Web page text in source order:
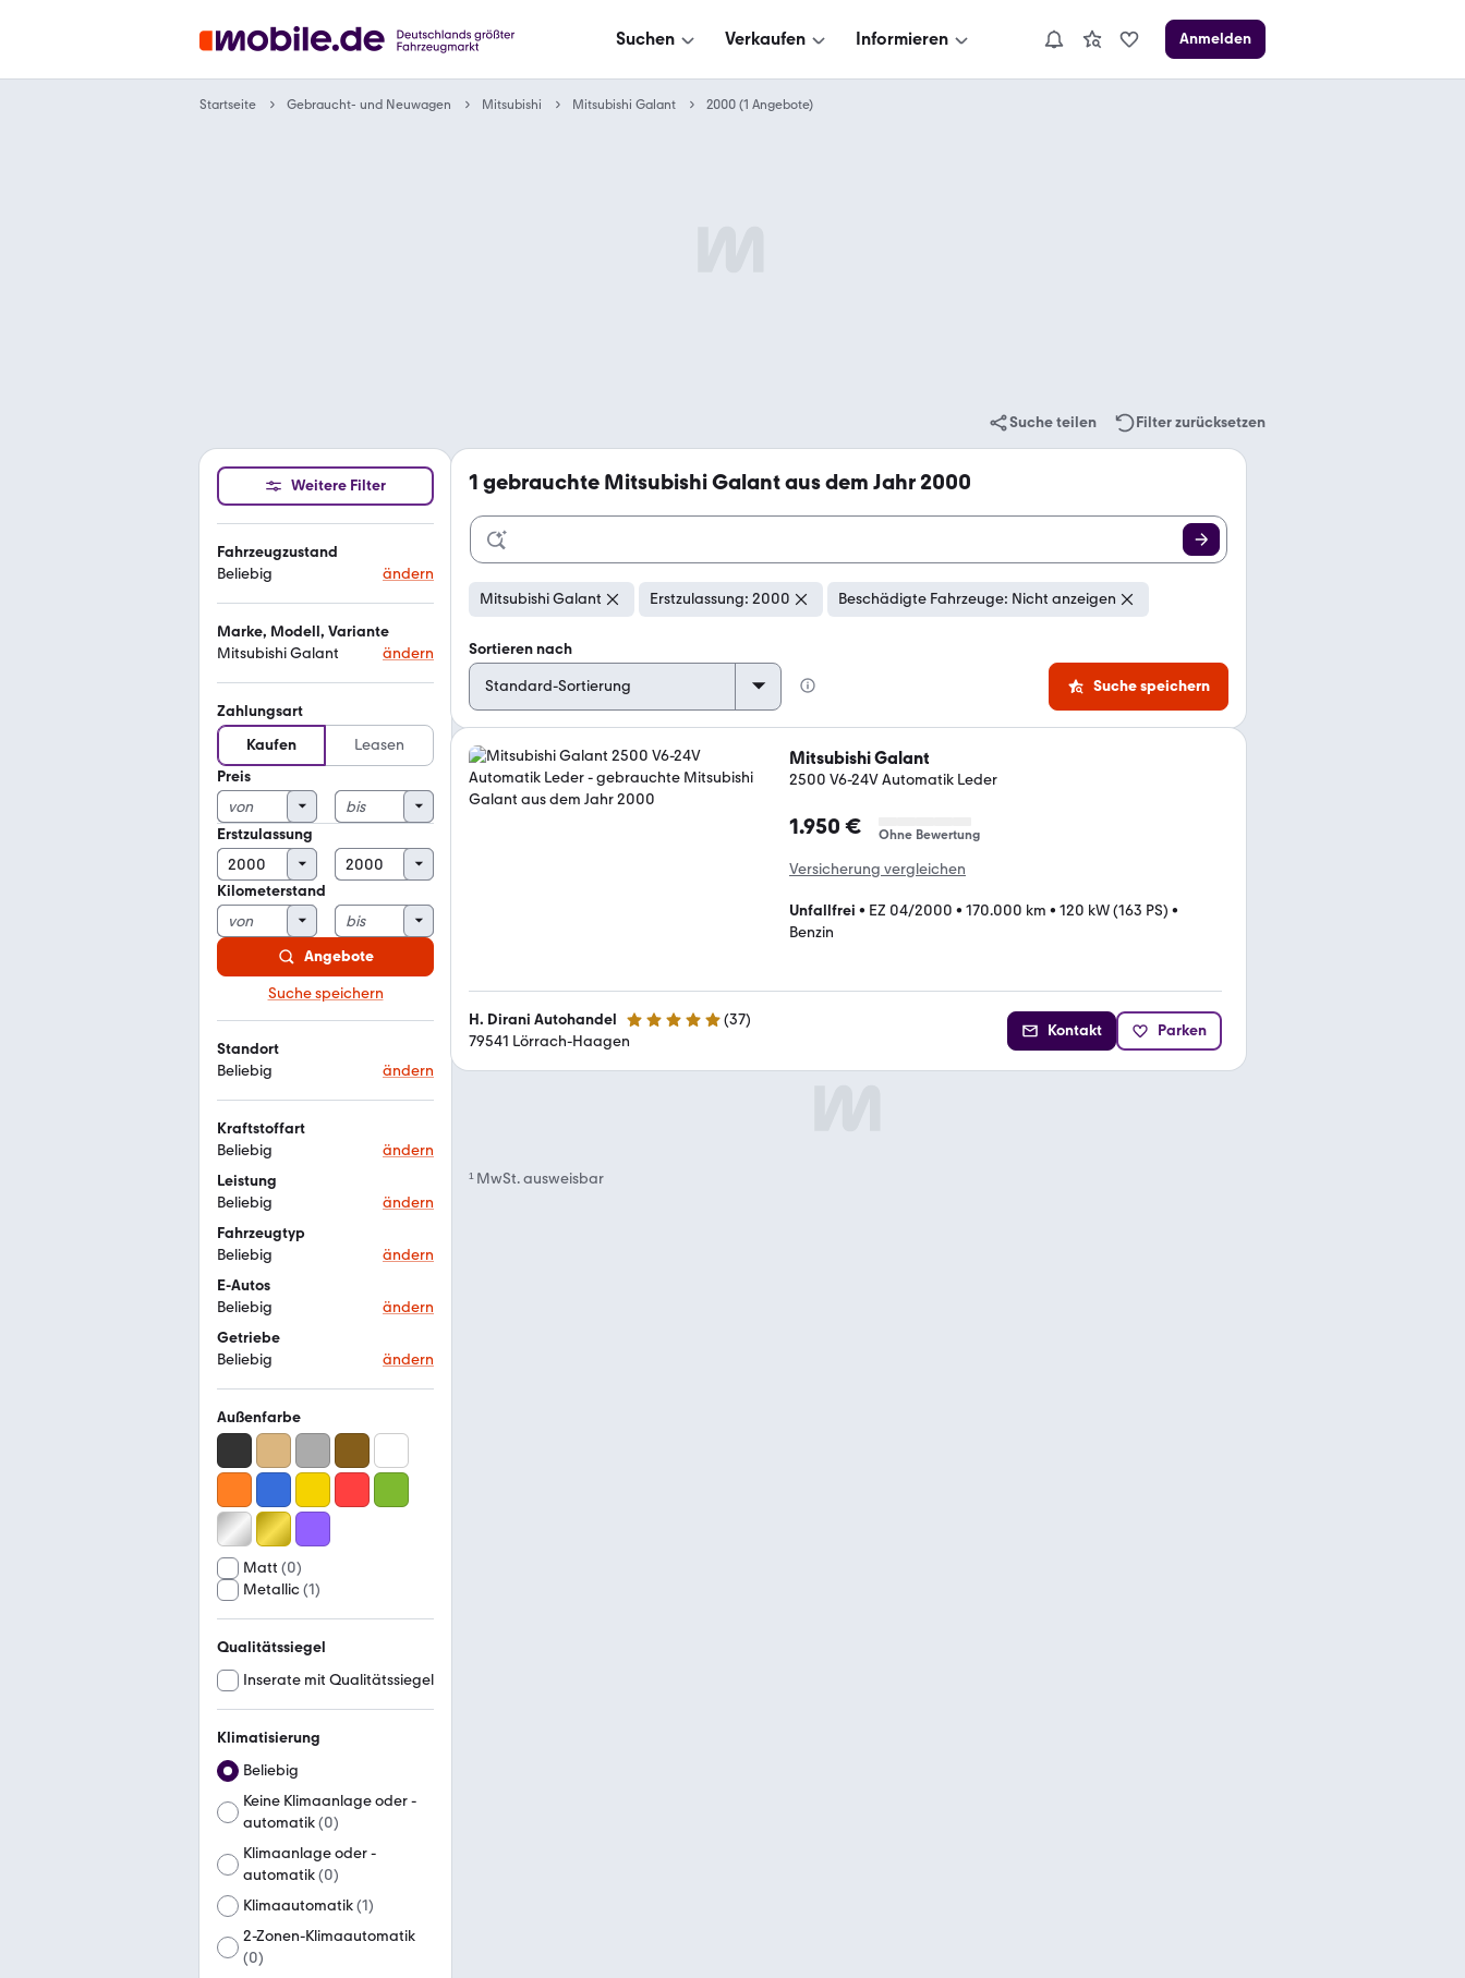
Suchen Verkaufen Informieren Anmelden
Startseite Gebraucht- und Neuwagen Mitsubishi Mitsubishi Galant 2000 (1 Angebote)
Suche teilen Filter zurücksetzen
Weitere Filter
Fahrzeugzustand
Beliebig
ändern
Marke, Modell, Variante
Mitsubishi Galant
ändern
Zahlungsart
Kaufen
Leasen
Preis
Erstzulassung
Kilometerstand
Angebote
Suche speichern
Standort
Beliebig
ändern
Kraftstoffart
Beliebig
ändern
Leistung
Beliebig
ändern
Fahrzeugtyp
Beliebig
ändern
E-Autos
Beliebig
ändern
Getriebe
Beliebig
ändern
Außenfarbe
Matt (0)
Metallic(1)
Qualitätssiegel
Inserate mit Qualitätssiegel
Klimatisierung
Beliebig
Keine Klimaanlage oder -
automatik(0)
Klimaanlage oder -
automatik(0)
Klimaautomatik(1)
2-Zonen-Klimaautomatik
(0)
1 gebrauchte Mitsubishi Galant aus dem Jahr 2000
Mitsubishi Galant Erstzulassung: 2000 Beschädigte Fahrzeuge: Nicht anzeigen
Sortieren nach
Suche speichern
Mitsubishi Galant
2500 V6-24V Automatik Leder
1.950 € Ohne Bewertung
Versicherung vergleichen
Unfallfrei • EZ 04/2000 • 170.000 km • 120 kW (163 PS) •
Benzin
H. Dirani Autohandel 5 Sterne (37)
79541 Lörrach-Haagen
Kontakt Parken
¹MwSt. ausweisbar